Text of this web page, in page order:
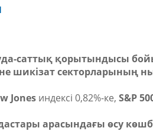
саттық қорытындысы
шикізат секторларының
Jones индексі 0,82%-ке, S&P
арасындағы өсу